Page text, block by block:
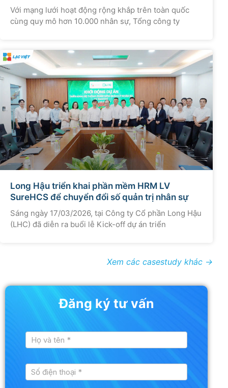
Với mạng lưới hoạt động rộng khắp trên toàn quốc
cùng quy mô hơn 10.000 nhân sự, Tổng công ty
Long Hậu triển khai phần mềm HRM LV
SureHCS để chuyển đổi số quản trị nhân sự
Sáng ngày 17/03/2026, tại Công ty Cổ phần Long Hậu
(LHC) đã diễn ra buổi lễ Kick-off dự án triển
Xem các casestudy khác →
Đăng ký tư vấn
vấn